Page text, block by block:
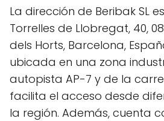
La dirección de Beribak SL
Torrelles de Llobregat, 40,
dels Horts, Barcelona,
ubicada en una zona
autopista AP-7 y de la
facilita el acceso desde
la región. Además, cuenta